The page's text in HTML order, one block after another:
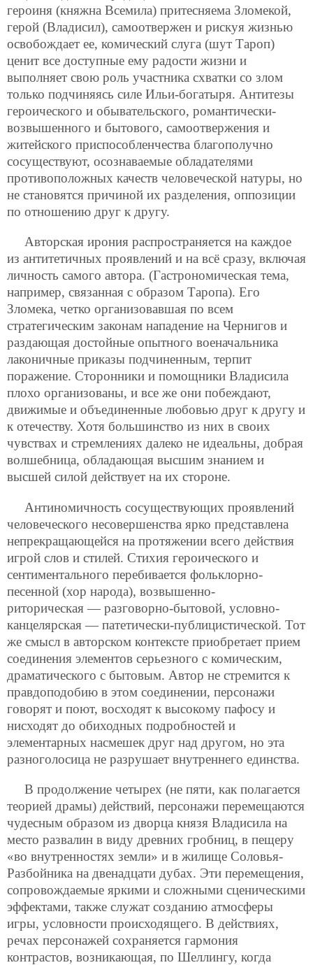
героиня (княжна Всемила) притесняема Зломекой,
герой (Владисил), самоотвержен и рискуя жизнью
освобождает ее, комический слуга (шут Тароп)
ценит все доступные ему радости жизни и
выполняет свою роль участника схватки со злом
только подчиняясь силе Ильи-богатыря. Антитезы
героического и обывательского, романтически-
возвышенного и бытового, самоотвержения и
житейского приспособленчества благополучно
сосуществуют, осознаваемые обладателями
противоположных качеств человеческой натуры, но
не становятся причиной их разделения, оппозиции
по отношению друг к другу.
Авторская ирония распространяется на каждое
из антитетичных проявлений и на всё сразу, включая
личность самого автора. (Гастрономическая тема,
например, связанная с образом Таропа). Его
Зломека, четко организовавшая по всем
стратегическим законам нападение на Чернигов и
раздающая достойные опытного военачальника
лаконичные приказы подчиненным, терпит
поражение. Сторонники и помощники Владисила
плохо организованы, и все же они побеждают,
движимые и объединенные любовью друг к другу и
к отечеству. Хотя большинство из них в своих
чувствах и стремлениях далеко не идеальны, добрая
волшебница, обладающая высшим знанием и
высшей силой действует на их стороне.
Антиномичность сосуществующих проявлений
человеческого несовершенства ярко представлена
непрекращающейся на протяжении всего действия
игрой слов и стилей. Стихия героического и
сентиментального перебивается фольклорно-
песенной (хор народа), возвышенно-
риторическая — разговорно-бытовой, условно-
канцелярская — патетически-публицистической. Тот
же смысл в авторском контексте приобретает прием
соединения элементов серьезного с комическим,
драматического с бытовым. Автор не стремится к
правдоподобию в этом соединении, персонажи
говорят и поют, восходят к высокому пафосу и
нисходят до обиходных подробностей и
элементарных насмешек друг над другом, но эта
разноголосица не разрушает внутреннего единства.
В продолжение четырех (не пяти, как полагается
теорией драмы) действий, персонажи перемещаются
чудесным образом из дворца князя Владисила на
место развалин в виду древних гробниц, в пещеру
«во внутренностях земли» и в жилище Соловья-
Разбойника на двенадцати дубах. Эти перемещения,
сопровождаемые яркими и сложными сценическими
эффектами, также служат созданию атмосферы
игры, условности происходящего. В действиях,
речах персонажей сохраняется гармония
контрастов, возникающая, по Шеллингу, когда